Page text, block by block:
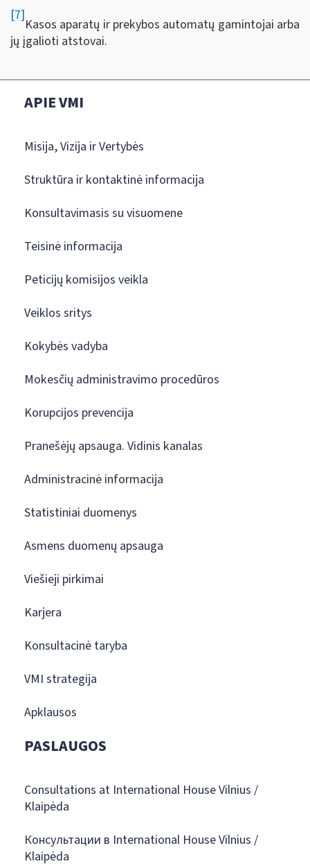
[7]
Kasos aparatų ir prekybos automatų gamintojai arba
jų įgalioti atstovai.
APIE VMI
Misija, Vizija ir Vertybės
Struktūra ir kontaktinė informacija
Konsultavimasis su visuomene
Teisinė informacija
Peticijų komisijos veikla
Veiklos sritys
Kokybės vadyba
Mokesčių administravimo procedūros
Korupcijos prevencija
Pranešėjų apsauga. Vidinis kanalas
Administracinė informacija
Statistiniai duomenys
Asmens duomenų apsauga
Viešieji pirkimai
Karjera
Konsultacinė taryba
VMI strategija
Apklausos
PASLAUGOS
Consultations at International House Vilnius /
Klaipėda
Консультации в International House Vilnius /
Klaipėda